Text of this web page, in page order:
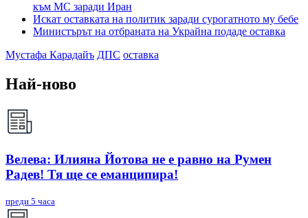
към МС заради Иран
Искат оставката на политик заради сурогатното му бебе
Министърът на отбраната на Украйна подаде оставка
Мустафа Карадайъ ДПС оставка
Най-ново
Велева: Илияна Йотова не е равно на Румен
Радев! Тя ще се еманципира!
преди 5 часа